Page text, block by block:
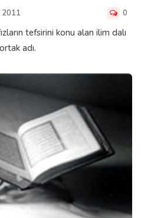
2011 0
tefsirini konu alan ilim dalı
adı.